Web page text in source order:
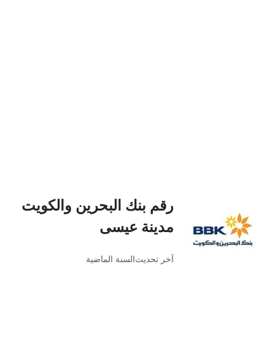
رقم بنك البحرين والكويت
مدينة عيسى
آخر تحديث السنة الماضية